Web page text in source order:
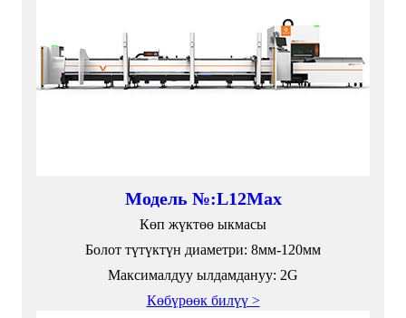
Модель №:L12Max
Көп жүктөө ыкмасы
Болот түтүктүн диаметри: 8мм-120мм
Максималдуу ылдамдануу: 2G
Көбүрөөк билүү >